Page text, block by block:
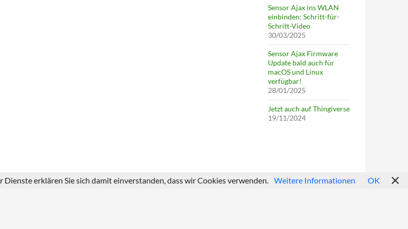
Sensor Ajax ins WLAN
einbinden: Schritt-für-
Schritt-Video
30/03/2025
Sensor Ajax Firmware
Update bald auch für
macOS und Linux
verfügbar!
28/01/2025
Jetzt auch auf Thingiverse
19/11/2024
erklären Sie sich damit einverstanden, dass wir Cookies verwenden. Weitere Informationen OK